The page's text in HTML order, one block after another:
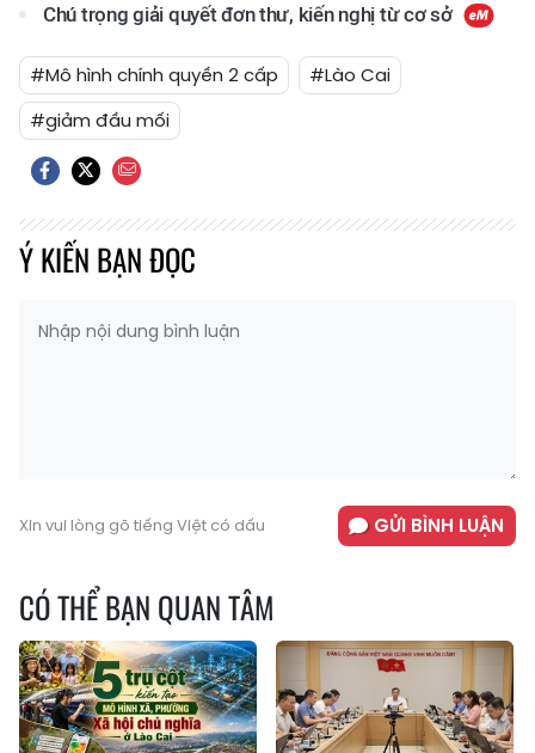
Chú trọng giải quyết đơn thư, kiến nghị từ cơ sở
#Mô hình chính quyền 2 cấp
#Lào Cai
#giảm đầu mối
Ý KIẾN BẠN ĐỌC
Xin vui lòng gõ tiếng Việt có dấu GỬI BÌNH LUẬN
CÓ THỂ BẠN QUAN TÂM